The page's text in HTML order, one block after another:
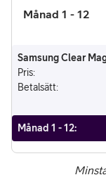
Månad 1 - 12
Samsung Clear
Pris:
Betalsätt:
Månad 1 - 12: